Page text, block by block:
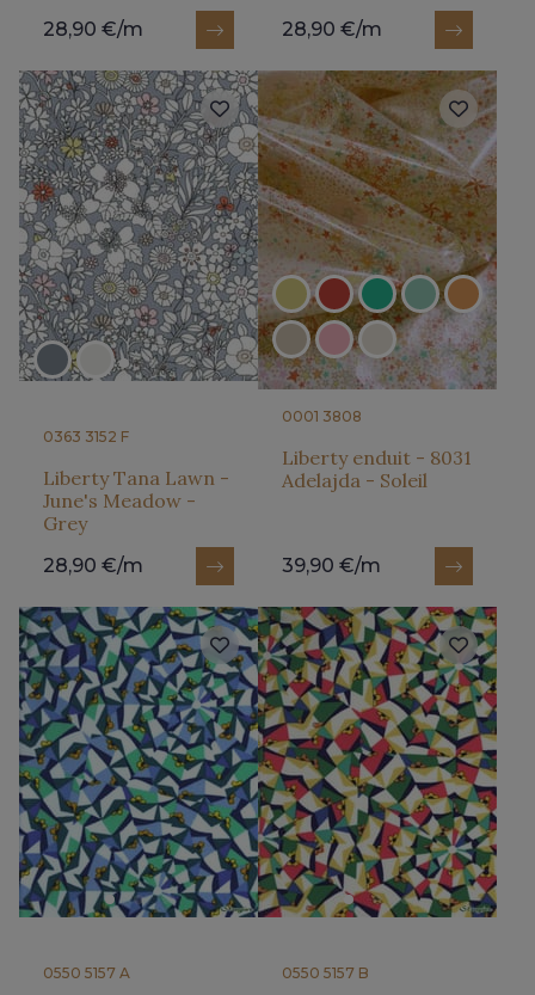
28,90 €/m 28,90 €/m
0363 3152 F
Liberty Tana Lawn -
June's Meadow -
Grey
28,90 €/m
0001 3808
Liberty enduit - 8031
Adelajda - Soleil
39,90 €/m
0550 5157 A 0550 5157 B